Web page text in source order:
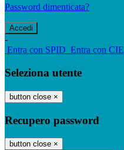
Password dimenticata?
-
Entra con SPID Entra con CIE
Seleziona utente
button close ×
Recupero password
button close ×